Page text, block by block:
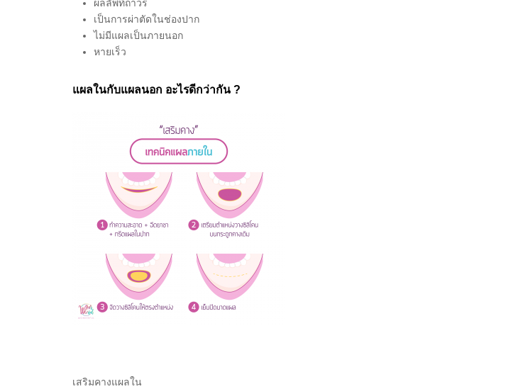
ผลลัพท์ถาวร
เป็นการผ่าตัดในช่องปาก
ไม่มีแผลเป็นภายนอก
หายเร็ว
แผลในกับแผลนอก อะไรดีกว่ากัน ?
เสริมคางแผลใน